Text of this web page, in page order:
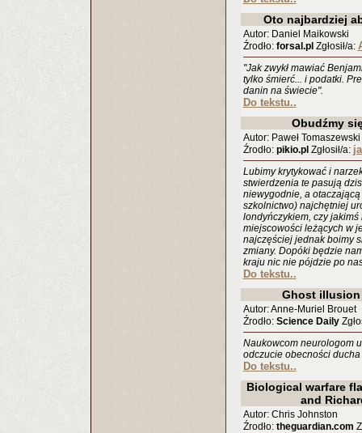
Oto najbardziej
Autor: Daniel Maikowski
Źrodło: forsal.pl Zgłosił/a:
"Jak zwykł mawiać
tylko śmierć... i podatki.
danin na świecie".
Do tekstu..
Obudźmy
Autor: Paweł Tomaszewski
Źrodło: pikio.pl Zgłosił/a:
Lubimy krytykować i
stwierdzenia te pasują
niewygodnie, a
szkolnictwo) najchętniej
londyńczykiem, czy
miejscowości leżących w
najczęściej jednak boimy
zmiany. Dopóki będzie
kraju nic nie pójdzie po
Do tekstu..
Ghost
Autor: Anne-Muriel Brouet
Źrodło: Science Daily
Naukowcom neurologom
odczucie obecności ducha
Do tekstu..
Biological warfare
and
Autor: Chris Johnston
Źrodło: theguardian.com